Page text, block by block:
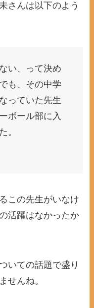
さんは以下のよう
い、って決め
も、その中学
っていた先生
ボール部に入
。
この先生がいなけ
活躍はなかったか
いての話題で盛り
せんね。